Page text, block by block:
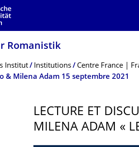
Romanistik
Institut Institutions Centre France |
& Milena Adam 15 septembre 2021
LECTURE ET
MILENA ADAM «